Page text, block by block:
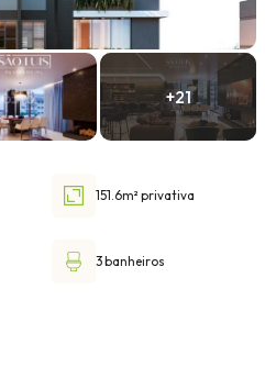
até1.000.000,00 ou +
151.6m² privativa
3 banheiros